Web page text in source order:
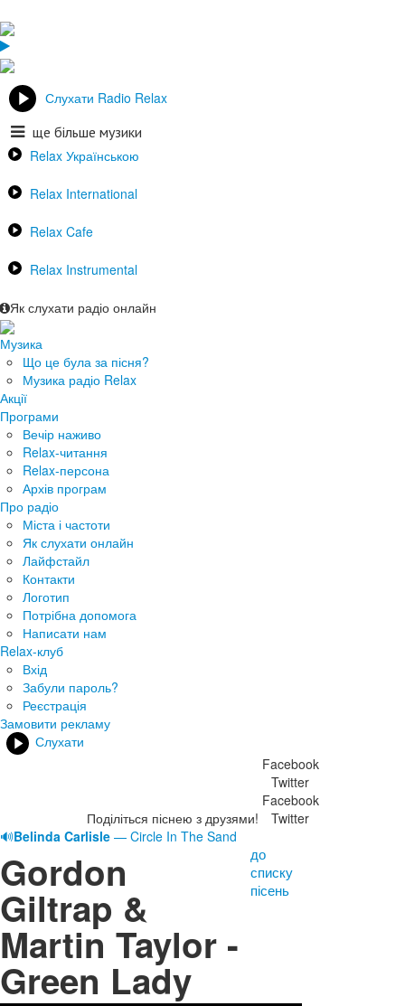
Слухати Radio Relax
ще більше музики
Relax Українською
Relax International
Relax Cafe
Relax Instrumental
Як слухати радіо онлайн
Музика
Що це була за пісня?
Музика радіо Relax
Акції
Програми
Вечір наживо
Relax-читання
Relax-персона
Архів програм
Про радіо
Міста і частоти
Як слухати онлайн
Лайфстайл
Контакти
Логотип
Потрібна допомога
Написати нам
Relax-клуб
Вхід
Забули пароль?
Реєстрація
Замовити рекламу
Слухати
Поділіться піснею з друзями!
Facebook
Twitter
Facebook
Twitter
🔊Belinda Carlisle — Circle In The Sand
Gordon
Giltrap &
Martin Taylor -
Green Lady
до
списку
пісень